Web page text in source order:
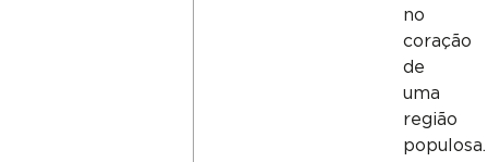
no
coração
de
uma
região
populosa.